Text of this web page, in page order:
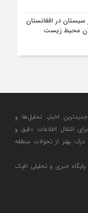
سیستان در افغانستان
محیط زیست
اخبار، تحلیل‌ها و
انتقال اطلاعات دقیق و
بهتر از تحولات منطقه
خبری و تحلیلی افپک